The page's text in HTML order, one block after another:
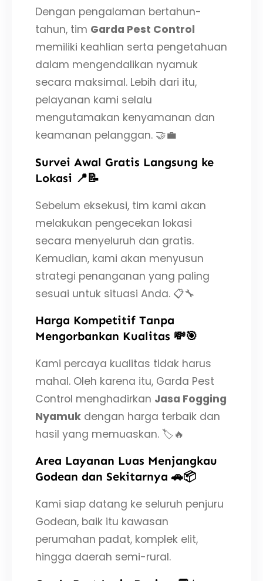
Dengan pengalaman bertahun-
tahun, tim Garda Pest Control
memiliki keahlian serta pengetahuan
dalam mengendalikan nyamuk
secara maksimal. Lebih dari itu,
pelayanan kami selalu
mengutamakan kenyamanan dan
keamanan pelanggan. 🤝💼
Survei Awal Gratis Langsung ke
Lokasi 📍📝
Sebelum eksekusi, tim kami akan
melakukan pengecekan lokasi
secara menyeluruh dan gratis.
Kemudian, kami akan menyusun
strategi penanganan yang paling
sesuai untuk situasi Anda. 📋🔧
Harga Kompetitif Tanpa
Mengorbankan Kualitas 💸🎯
Kami percaya kualitas tidak harus
mahal. Oleh karena itu, Garda Pest
Control menghadirkan Jasa Fogging
Nyamuk dengan harga terbaik dan
hasil yang memuaskan. 🏷️🔥
Area Layanan Luas Menjangkau
Godean dan Sekitarnya 🚗📦
Kami siap datang ke seluruh penjuru
Godean, baik itu kawasan
perumahan padat, komplek elit,
hingga daerah semi-rural.